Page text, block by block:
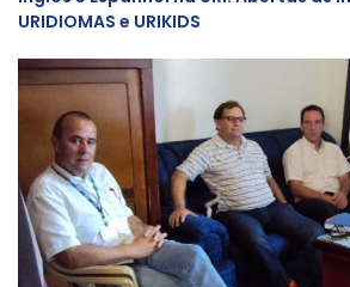
URIDIOMAS e URIKIDS